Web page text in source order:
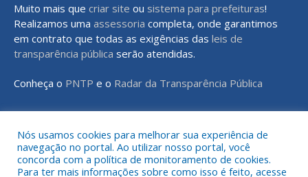
Muito mais que criar site ou sistema para prefeituras!
Realizamos uma assessoria completa, onde garantimos
em contrato que todas as exigências das leis de
transparência pública serão atendidas.
Conheça o PNTP e o Radar da Transparência Pública
Todos os direitos reservados a Prefeitura Municipal de Rondon do
Pará
Nós usamos cookies para melhorar sua experiência de
navegação no portal. Ao utilizar nosso portal, você
concorda com a política de monitoramento de cookies.
Para ter mais informações sobre como isso é feito, acesse